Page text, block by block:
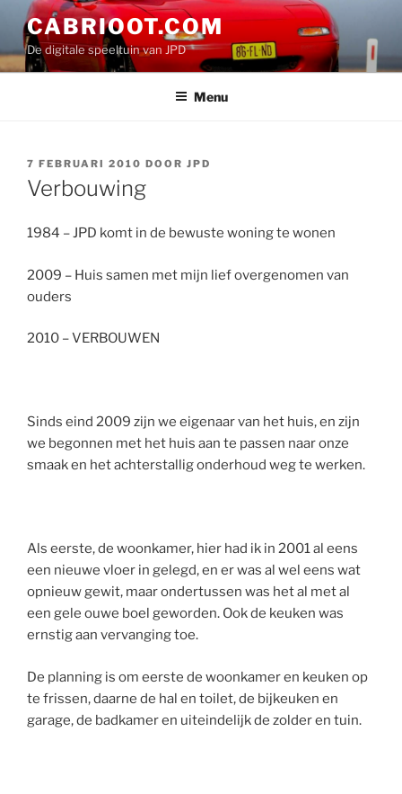
naar
de
inhoud
CABRIOOT.COM
De digitale speeltuin van JPD
Menu
GEPLAATST
OP
7 FEBRUARI 2010 DOOR JPD
Verbouwing
1984 – JPD komt in de bewuste woning te wonen
2009 – Huis samen met mijn lief overgenomen van
ouders
2010 – VERBOUWEN
Sinds eind 2009 zijn we eigenaar van het huis, en zijn
we begonnen met het huis aan te passen naar onze
smaak en het achterstallig onderhoud weg te werken.
Als eerste, de woonkamer, hier had ik in 2001 al eens
een nieuwe vloer in gelegd, en er was al wel eens wat
opnieuw gewit, maar ondertussen was het al met al
een gele ouwe boel geworden. Ook de keuken was
ernstig aan vervanging toe.
De planning is om eerste de woonkamer en keuken op
te frissen, daarne de hal en toilet, de bijkeuken en
garage, de badkamer en uiteindelijk de zolder en tuin.